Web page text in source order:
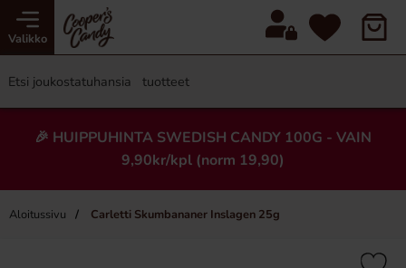
Valikko
🎉 HUIPPUHINTA SWEDISH CANDY 100G - VAIN
9,90kr/kpl (norm 19,90)
Aloitussivu Carletti Skumbananer Inslagen 25g
×